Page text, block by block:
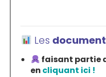
Les
faisant partie
en cliquant ici !